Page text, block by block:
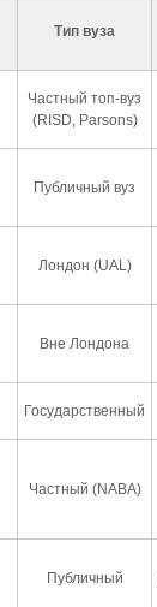
Тип вуза
Частный топ-вуз
(RISD, Parsons)
Публичный вуз
Лондон (UAL)
Вне Лондона
Государственный
Частный (NABA)
Публичный